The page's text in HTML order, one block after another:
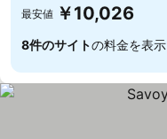
最安値 ￥10,026
8件のサイトの料金を表示